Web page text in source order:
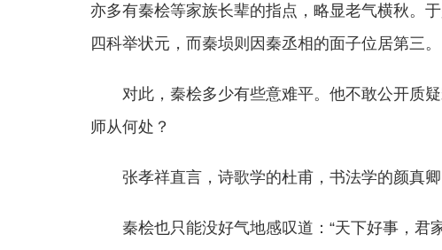
亦多有秦桧等家族长辈的指点，略显老气横秋。
四科举状元，而秦埙则因秦丞相的面子位居第三。
对此，秦桧多少有些意难平。他不敢公开质
师从何处？
张孝祥直言，诗歌学的杜甫，书法学的颜真卿
秦桧也只能没好气地感叹道：“天下好事，君